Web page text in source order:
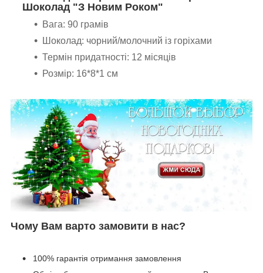
Шоколад "З Новим Роком"
Вага: 90 грамів
Шоколад: чорний/молочний із горіхами
Термін придатності: 12 місяців
Розмір: 16*8*1 см
Чому Вам варто замовити в нас?
100% гарантія отримання замовлення